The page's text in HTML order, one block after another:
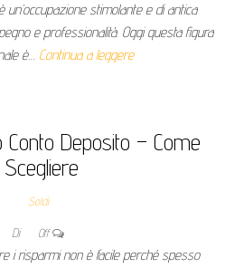
stimolante e di antica
e professionalità. Oggi questa figura
è… Continua a leggere
Deposito – Come
Scegliere
Soldi
Di Off
i risparmi non è facile perché spesso